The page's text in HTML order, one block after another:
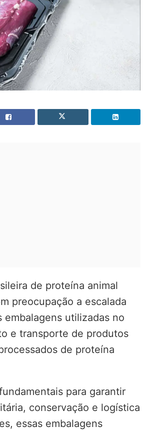
de proteína animal
preocupação a escalada
embalagens utilizadas no
e transporte de produtos
de proteína
para garantir
conservação e logística
essas embalagens